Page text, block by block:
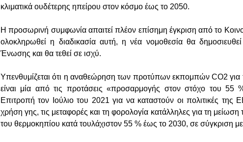
κλιματικά ουδέτερης ηπείρου στον κόσμο έως το 2050.
Η προσωρινή συμφωνία απαιτεί πλέον επίσημη έγκριση από το
ολοκληρωθεί η διαδικασία αυτή, η νέα νομοθεσία θα
Ένωσης και θα τεθεί σε ισχύ.
Υπενθυμίζεται ότι η αναθεώρηση των προτύπων εκπομπών CO2 για
είναι μία από τις προτάσεις «προσαρμογής στον στόχο του
Επιτροπή τον Ιούλιο του 2021 για να καταστούν οι πολιτικές της
χρήση γης, τις μεταφορές και τη φορολογία κατάλληλες για τη
του θερμοκηπίου κατά τουλάχιστον 55 % έως το 2030, σε σύγκριση